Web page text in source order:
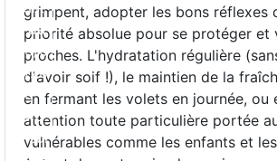
grimpent, adopter les bons réflexes
priorité absolue pour se protéger et
proches. L'hydratation régulière
d'avoir soif !), le maintien de la
en fermant les volets en journée, ou
attention toute particulière portée
vulnérables comme les enfants et